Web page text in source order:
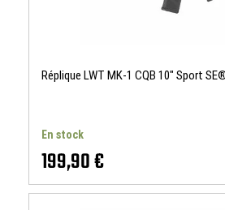
Réplique LWT MK-1 CQB 10" Sport
En stock
199,90 €